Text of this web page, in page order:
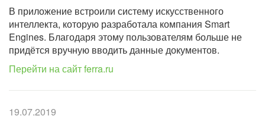
В приложение встроили систему искусственного
интеллекта, которую разработала компания Smart
Engines. Благодаря этому пользователям больше не
придётся вручную вводить данные документов.
Перейти на сайт ferra.ru
19.07.2019